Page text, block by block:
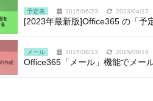
予定表 2015/06/23 2023/04/17
[2023年最新版]Office365 の「予
メール 2015/08/13 2015/08/19
Office365「メール」機能でメー